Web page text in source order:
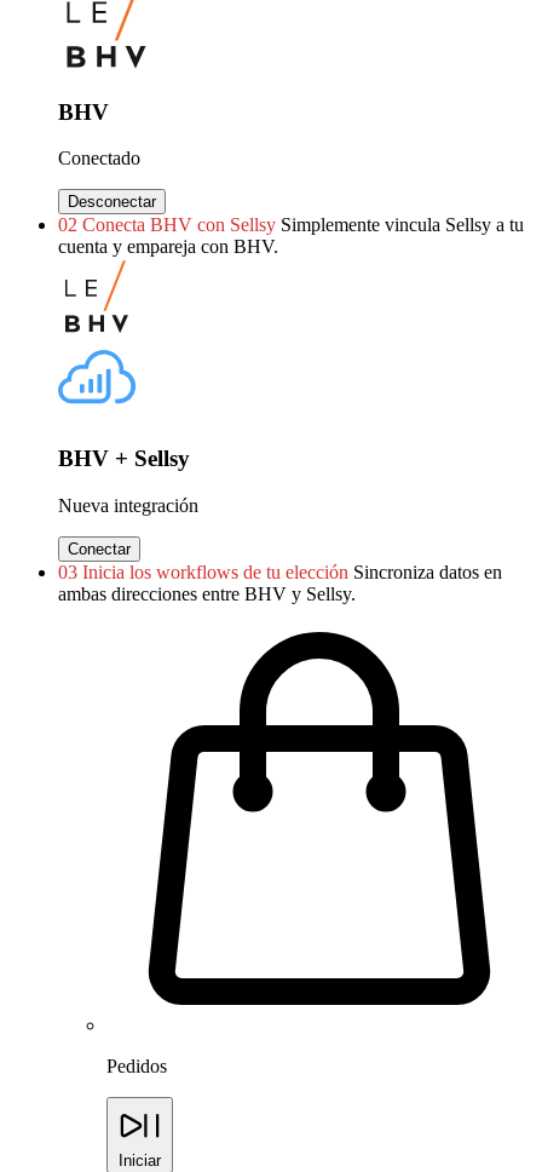
BHV
Conectado
Desconectar
02 Conecta BHV con Sellsy Simplemente vincula Sellsy a tu
cuenta y empareja con BHV.
BHV + Sellsy
Nueva integración
Conectar
03 Inicia los workflows de tu elección Sincroniza datos en
ambas direcciones entre BHV y Sellsy.
Pedidos
Iniciar